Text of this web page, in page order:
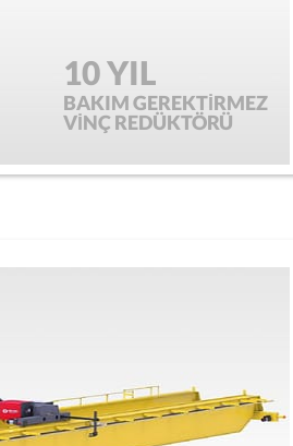
10 YIL
BAKIM GEREKTİRMEZ
VİNÇ REDÜKTÖRÜ